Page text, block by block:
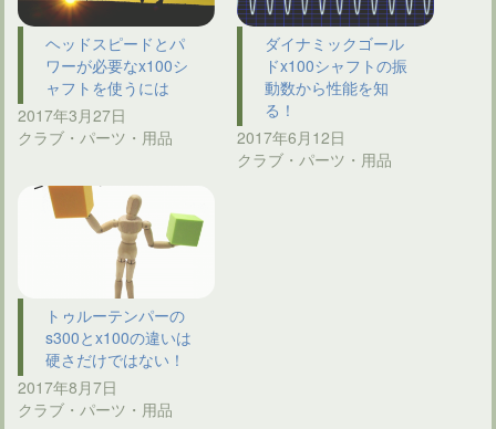
ヘッドスピードとパ
ワーが必要なx100シ
ャフトを使うには
2017年3月27日
クラブ・パーツ・用品
ダイナミックゴール
ドx100シャフトの振
動数から性能を知
る！
2017年6月12日
クラブ・パーツ・用品
トゥルーテンパーの
s300とx100の違いは
硬さだけではない！
2017年8月7日
クラブ・パーツ・用品